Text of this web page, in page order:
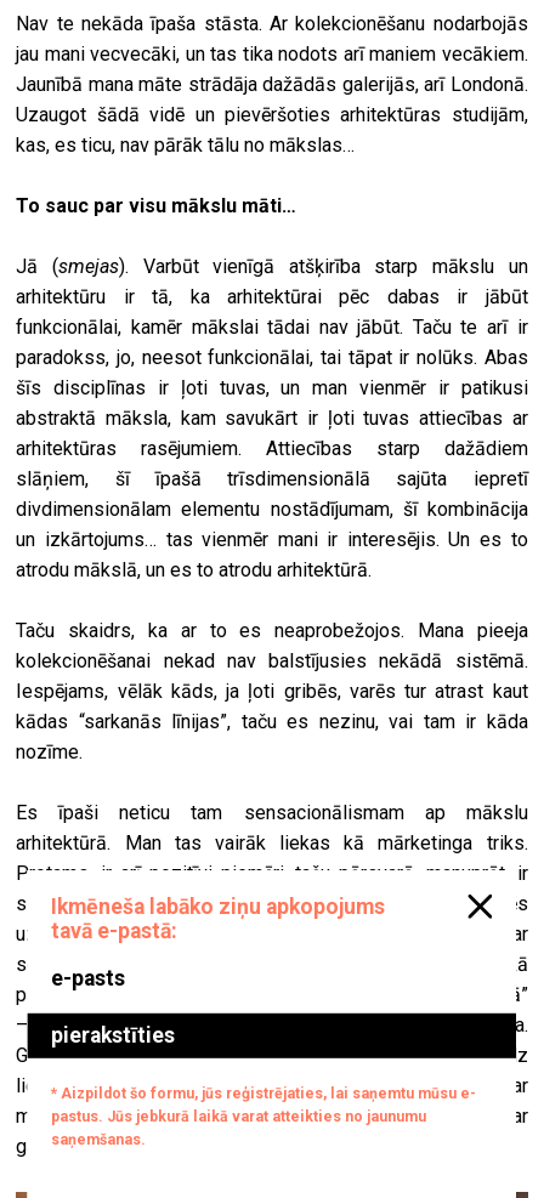
Nav te nekāda īpaša stāsta. Ar kolekcionēšanu nodarbojās
jau mani vecvecāki, un tas tika nodots arī maniem vecākiem.
Jaunībā mana māte strādāja dažādās galerijās, arī Londonā.
Uzaugot šādā vidē un pievēršoties arhitektūras studijām,
kas, es ticu, nav pārāk tālu no mākslas…
To sauc par visu mākslu māti…
Jā (smejas). Varbūt vienīgā atšķirība starp mākslu un
arhitektūru ir tā, ka arhitektūrai pēc dabas ir jābūt
funkcionālai, kamēr mākslai tādai nav jābūt. Taču te arī ir
paradokss, jo, neesot funkcionālai, tai tāpat ir nolūks. Abas
šīs disciplīnas ir ļoti tuvas, un man vienmēr ir patikusi
abstraktā māksla, kam savukārt ir ļoti tuvas attiecības ar
arhitektūras rasējumiem. Attiecības starp dažādiem
slāņiem, šī īpašā trīsdimensionālā sajūta iepretī
divdimensionālam elementu nostādījumam, šī kombinācija
un izkārtojums… tas vienmēr mani ir interesējis. Un es to
atrodu mākslā, un es to atrodu arhitektūrā.
Taču skaidrs, ka ar to es neaprobežojos. Mana pieeja
kolekcionēšanai nekad nav balstījusies nekādā sistēmā.
Iespējams, vēlāk kāds, ja ļoti gribēs, varēs tur atrast kaut
kādas “sarkanās līnijas”, taču es nezinu, vai tam ir kāda
nozīme.
Es īpaši neticu tam sensacionālismam ap mākslu
arhitektūrā. Man tas vairāk liekas kā mārketinga triks.
Protams, ir arī pozitīvi piemēri, taču pārsvarā, manuprāt, ir
slikti piemēri. Tāpēc mēs cenšamies tā nedarīt. Mēs
uzskatām mākslu par atsevišķu mediju, pastāvošu pašu par
sevi. Mani vienmēr ir interesējis atrast jaunus veidus, kā
panākt, lai māksla jau dizainētā vietā – nevis “baltajā kubā”
– radītu māju sajūtu. Visos mūsu projektos ir šī māju sajūta.
Gadu gaitā esam šo pieeju nostiprinājuši, mums ir daudz
lielisku sadarbības piemēru – gan tiešā veidā ar
māksliniekiem, kuri kļuvuši par mūsu draugiem, gan ar
galerijām.